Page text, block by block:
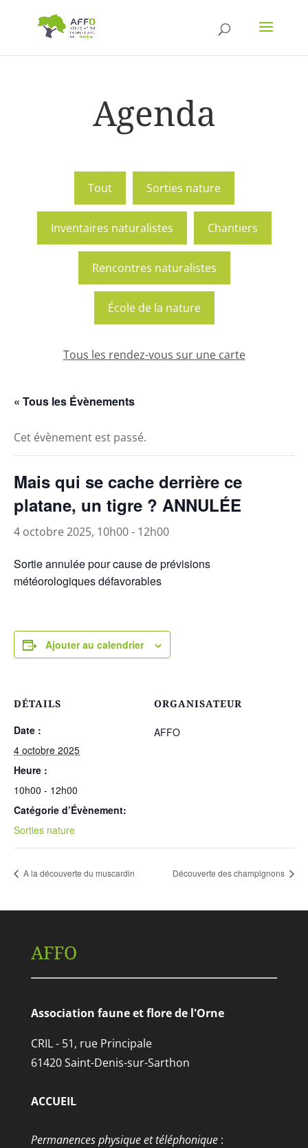
Agenda
Tout Sorties nature
Inventaires naturalistes Chantiers
Rencontres naturalistes
École de la nature
Tous les rendez-vous sur une carte
« Tous les Évènements
Cet évènement est passé.
Mais qui se cache derrière ce
platane, un tigre ? ANNULÉE
4 octobre 2025, 10h00- 12h00
Sortie annulée pour cause de prévisions
météorologiques défavorables
Ajouter au calendrier
DÉTAILS
Date :
4 octobre 2025
Heure :
10h00 - 12h00
Catégorie d’Évènement:
Sorties nature
ORGANISATEUR
AFFO
A la découverte du muscardin Découverte des champignons
AFFO
Association faune et flore de l'Orne
CRIL - 51, rue Principale
61420 Saint-Denis-sur-Sarthon
ACCUEIL
Permanences physique et téléphonique :